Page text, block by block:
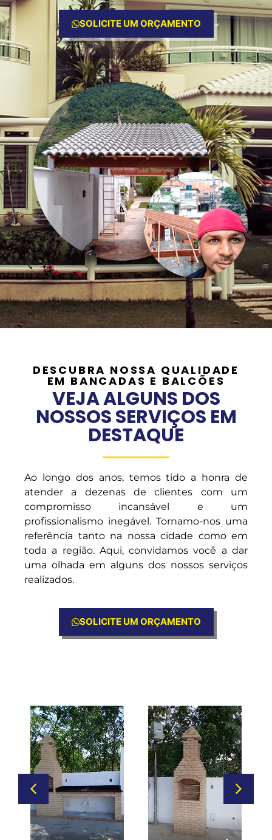
SOLICITE UM ORÇAMENTO
DESCUBRA NOSSA QUALIDADE
EM BANCADAS E BALCÕES
VEJA ALGUNS DOS
NOSSOS SERVIÇOS EM
DESTAQUE
Ao longo dos anos, temos tido a honra de
atender a dezenas de clientes com um
compromisso incansável e um
profissionalismo inegável. Tornamo-nos uma
referência tanto na nossa cidade como em
toda a região. Aqui, convidamos você a dar
uma olhada em alguns dos nossos serviços
realizados.
SOLICITE UM ORÇAMENTO